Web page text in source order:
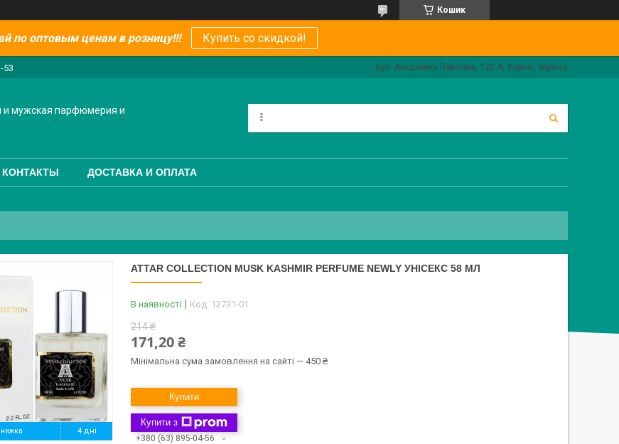
Кошик
по оптовым ценам в розницу!!! Купить со скидкой!
53 вул. Академіка Павлова, 120 А, Харків, Україна
и мужская парфюмерия и
КОНТАКТЫ ДОСТАВКА И ОПЛАТА
4 дні
ATTAR COLLECTION MUSK KASHMIR PERFUME NEWLY УНІСЕКС 58 МЛ
В наявності Код: 12731-01
214 ₴
171,20 ₴
Мінімальна сума замовлення на сайті — 450 ₴
Купити
Купити з
+380 (63) 895-04-56